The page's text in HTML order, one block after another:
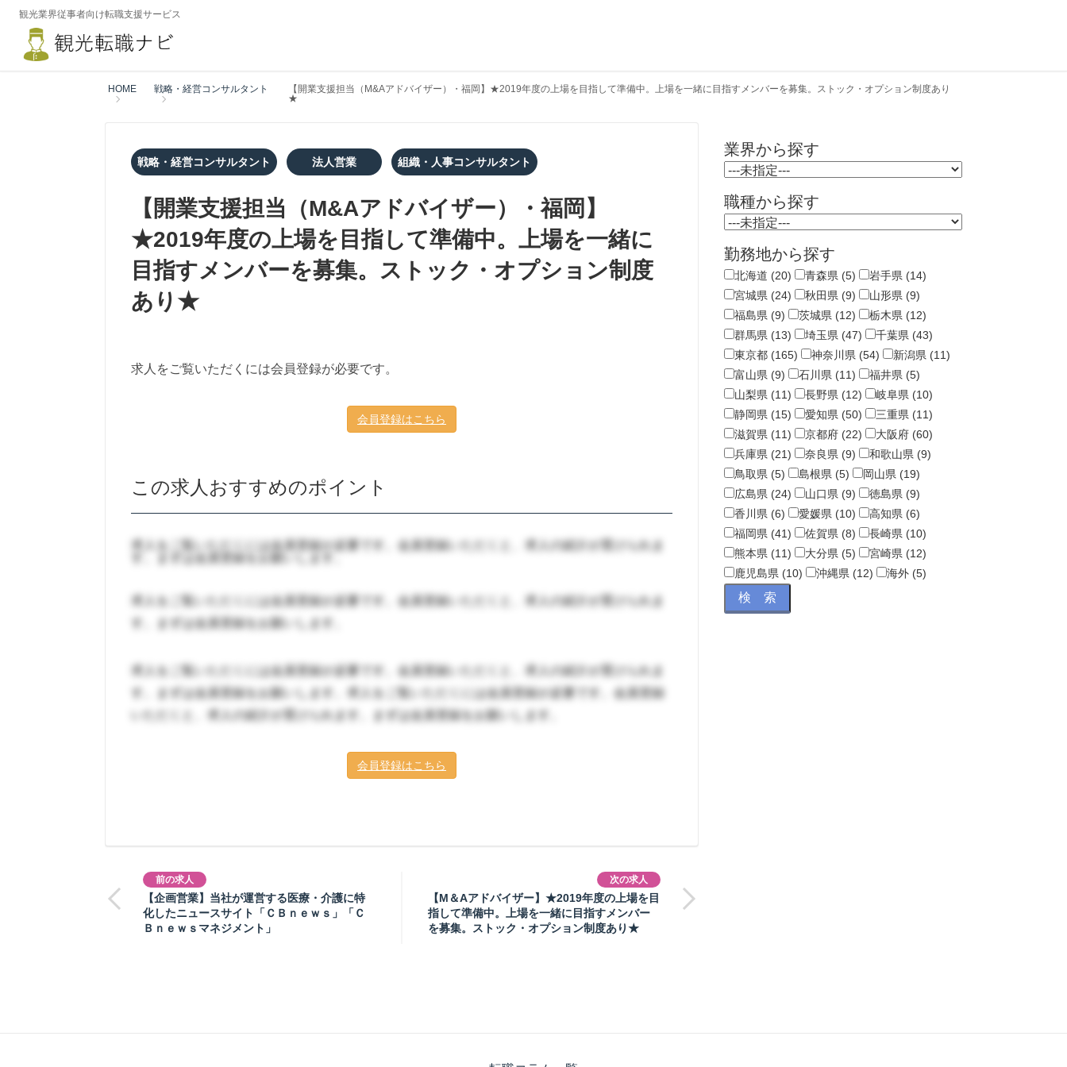
観光業界従事者向け転職支援サービス
HOME 戦略・経営コンサルタント
【開業支援担当（M&Aアドバイザー）・福岡】★2019年度の上場を目指して準備中。上場を一緒に目指すメンバーを募集。ストック・オプション制度あり
★
戦略・経営コンサルタント 法人営業 組織・人事コンサルタント
【開業支援担当（M&Aアドバイザー）・福岡】
★2019年度の上場を目指して準備中。上場を一緒に
目指すメンバーを募集。ストック・オプション制度
あり★
求人をご覧いただくには会員登録が必要です。
会員登録はこちら
この求人おすすめのポイント
求人をご覧いただくには会員登録が必要です。会員登録いただくと、求人の紹介が受けられま
す。まずは会員登録をお願いします。
求人をご覧いただくには会員登録が必要です。会員登録いただくと、求人の紹介が受けられま
す。まずは会員登録をお願いします。
求人をご覧いただくには会員登録が必要です。会員登録いただくと、求人の紹介が受けられま
す。まずは会員登録をお願いします。求人をご覧いただくには会員登録が必要です。会員登録
いただくと、求人の紹介が受けられます。まずは会員登録をお願いします。
会員登録はこちら
前の求人
【企画営業】当社が運営する医療・介護に特
化したニュースサイト「ＣＢｎｅｗｓ」「Ｃ
Ｂｎｅｗｓマネジメント」
次の求人
【M＆Aアドバイザー】★2019年度の上場を目
指して準備中。上場を一緒に目指すメンバー
を募集。ストック・オプション制度あり★
業界から探す
職種から探す
勤務地から探す
北海道 (20) 青森県 (5)
岩手県 (14)
宮城県 (24)
秋田県 (9)
山形県 (9)
福島県 (9)
茨城県 (12)
栃木県 (12)
群馬県 (13)
埼玉県 (47)
千葉県 (43)
東京都 (165)
神奈川県 (54)
新潟県 (11)
富山県 (9)
石川県 (11)
福井県 (5)
山梨県 (11)
長野県 (12)
岐阜県 (10)
静岡県 (15)
愛知県 (50)
三重県 (11)
滋賀県 (11)
京都府 (22)
大阪府 (60)
兵庫県 (21)
奈良県 (9)
和歌山県 (9)
鳥取県 (5)
島根県 (5)
岡山県 (19)
広島県 (24)
山口県 (9)
徳島県 (9)
香川県 (6)
愛媛県 (10)
高知県 (6)
福岡県 (41)
佐賀県 (8)
長崎県 (10)
熊本県 (11)
大分県 (5)
宮崎県 (12)
鹿児島県 (10)
沖縄県 (12) 海外 (5)